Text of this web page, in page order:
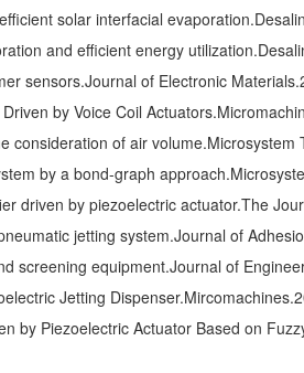
solar interfacial
and efficient energy
sensors.Journal of Electronic
by Voice Coil
of air volume.Microsystem
by a bond-graph
driven by piezoelectric actuator.The
jetting system.Journal of
screening equipment.Journal of
Jetting
by Piezoelectric Actuator Based on